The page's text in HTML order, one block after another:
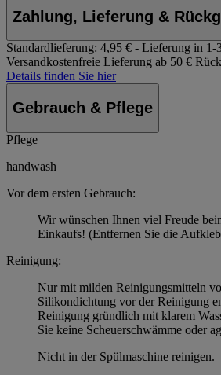
Zahlung, Lieferung &
Standardlieferung: 4,95 € - Lieferung in 1-
Versandkostenfreie Lieferung ab 50 €
Details finden Sie hier
Gebrauch & Pflege
Pflege
handwash
Vor dem ersten Gebrauch:
Wir wünschen Ihnen viel Freude
Einkaufs! (Entfernen Sie die
Reinigung:
Nur mit milden Reinigungsmitteln
Silikondichtung vor der Reinigung
Reinigung gründlich mit klarem
Sie keine Scheuerschwämme oder
Nicht in der Spülmaschine reinigen.